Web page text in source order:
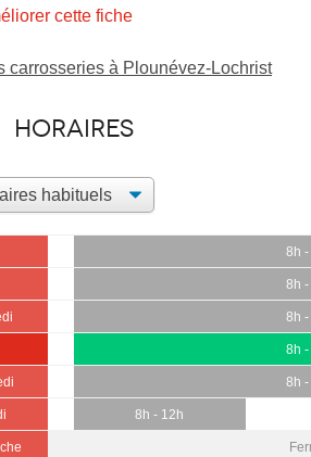
cette fiche
carrosseries à Plounévez-Lochrist
Horaires
8h -
8h -
8h -
8h -
8h -
8h - 12h